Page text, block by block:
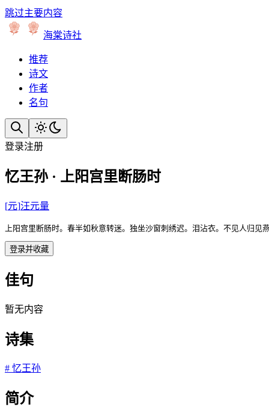
跳过主要内容
海棠诗社
推荐
诗文
作者
名句
登录注册
忆王孙 · 上阳宫里断肠时
[元]汪元量
上阳宫里断肠时。春半如秋意转迷。独坐沙窗刺绣迟。泪沾衣。不见人归见
登录并收藏
佳句
暂无内容
诗集
# 忆王孙
简介